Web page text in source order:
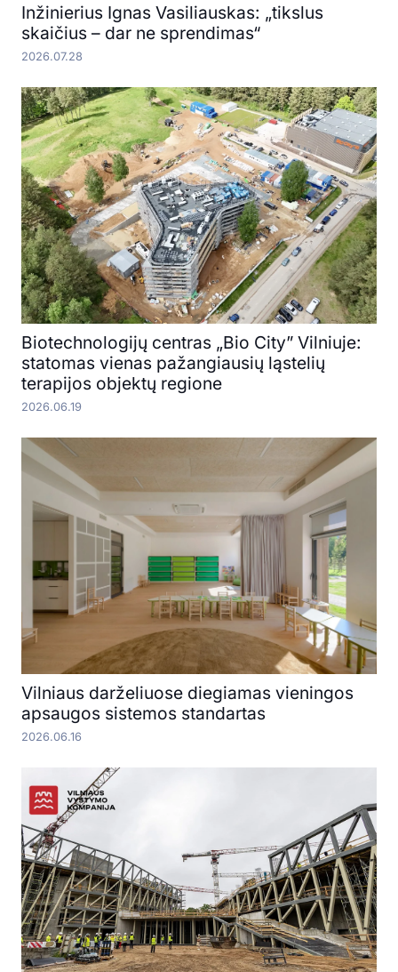
Inžinierius Ignas Vasiliauskas: „tikslus
skaičius – dar ne sprendimas“
2026.07.28
Biotechnologijų centras „Bio City” Vilniuje:
statomas vienas pažangiausių ląstelių
terapijos objektų regione
2026.06.19
Vilniaus darželiuose diegiamas vieningos
apsaugos sistemos standartas
2026.06.16